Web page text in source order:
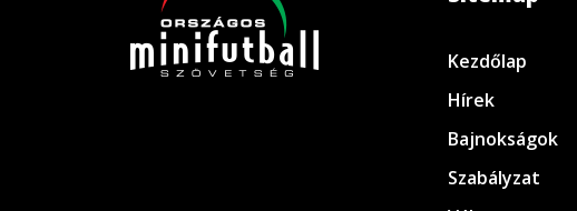
Kezdőlap
Hírek
Bajnokságok
Szabályzat